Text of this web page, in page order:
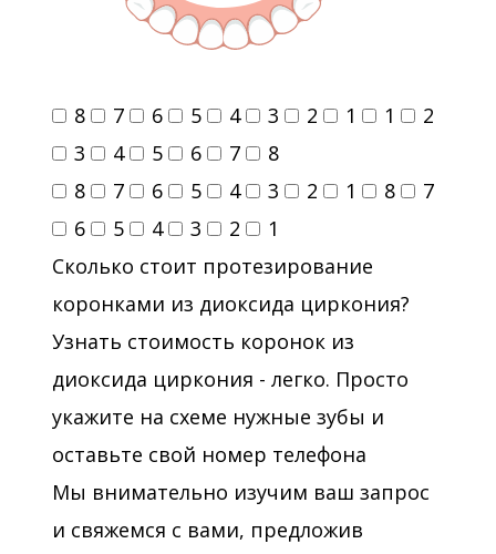
8 7 6 5 4 3 2 1 1
2
3
4 5 6 7
8
8
7 6 5 4 3 2 1 8
7
6
5 4 3 2
1
Сколько стоит протезирование
коронками из диоксида циркония?
Узнать стоимость коронок из
диоксида циркония - легко. Просто
укажите на схеме нужные зубы и
оставьте свой номер телефона
Мы внимательно изучим ваш запрос
и свяжемся с вами, предложив